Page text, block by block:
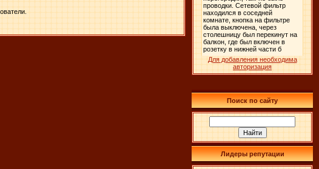
Для добавления необходима
авторизация
Поиск по сайту
Лидеры репутации